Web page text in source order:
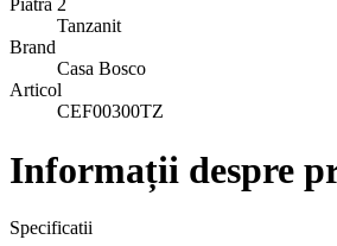
Piatră 2
Tanzanit
Brand
Casa Bosco
Articol
CEF00300TZ
Informații despre
Specificatii